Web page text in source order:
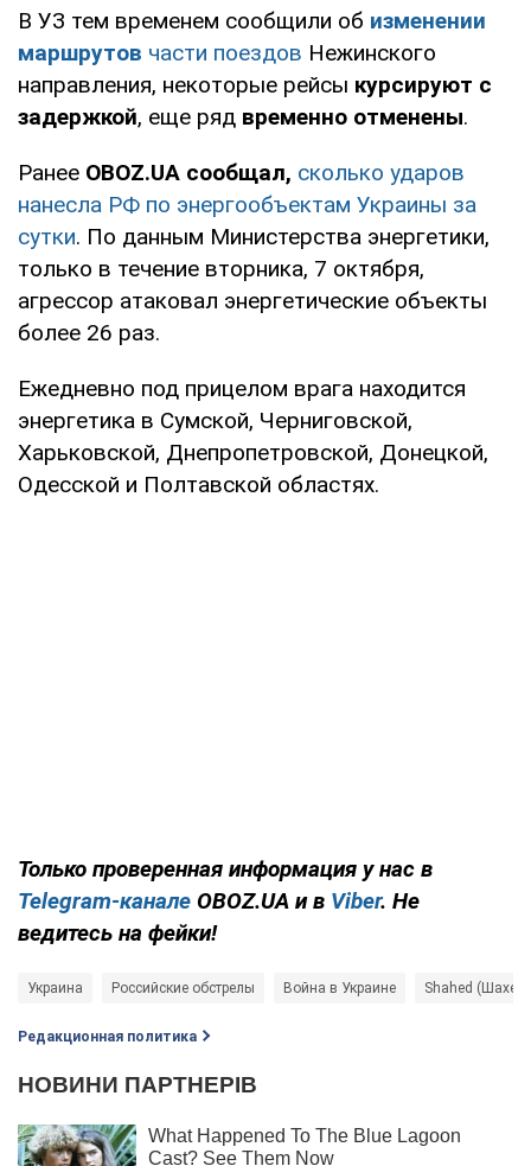
В УЗ тем временем сообщили об изменении
маршрутов части поездов Нежинского
направления, некоторые рейсы курсируют с
задержкой, еще ряд временно отменены.
Ранее OBOZ.UA сообщал, сколько ударов
нанесла РФ по энергообъектам Украины за
сутки. По данным Министерства энергетики,
только в течение вторника, 7 октября,
агрессор атаковал энергетические объекты
более 26 раз.
Ежедневно под прицелом врага находится
энергетика в Сумской, Черниговской,
Харьковской, Днепропетровской, Донецкой,
Одесской и Полтавской областях.
Только проверенная информация у нас в
Telegram-канале OBOZ.UA и в Viber. Не
ведитесь на фейки!
Украина Российские обстрелы Война в Украине Shahed (Шахед)
Редакционная политика